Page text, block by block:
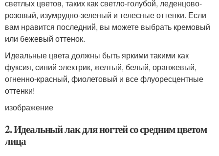
светлых цветов, таких как светло-голубой, леденцово-
розовый, изумрудно-зеленый и телесные оттенки. Если
вам нравится последний, вы можете выбрать кремовый
или бежевый оттенок.
Идеальные цвета должны быть яркими такими как
фуксия, синий электрик, желтый, белый, оранжевый,
огненно-красный, фиолетовый и все флуоресцентные
оттенки!
изображение
2. Идеальный лак для ногтей со средним цветом
лица